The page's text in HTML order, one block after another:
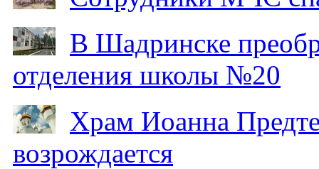
В Шадринске
отделения школы №20
Храм Иоанна
возрождается